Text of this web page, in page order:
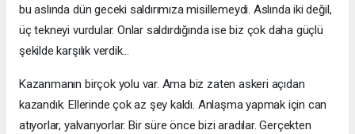
bu aslında dün geceki saldırımıza misillemeydi. Aslında iki değil,
üç tekneyi vurdular. Onlar saldırdığında ise biz çok daha güçlü
şekilde karşılık verdik...
Kazanmanın birçok yolu var. Ama biz zaten askeri açıdan
kazandık. Ellerinde çok az şey kaldı. Anlaşma yapmak için can
atıyorlar, yalvarıyorlar. Bir süre önce bizi aradılar. Gerçekten